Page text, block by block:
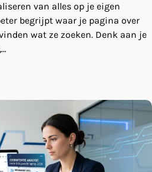
van alles op je eigen
begrijpt waar je pagina over
wat ze zoeken. Denk aan je